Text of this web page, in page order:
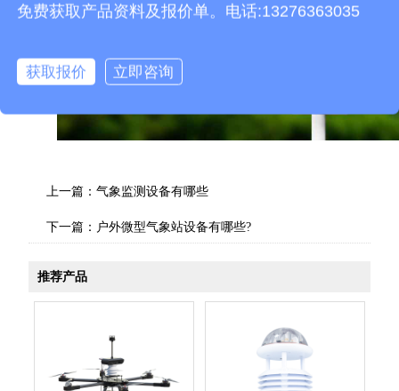
上一篇： 气象监测设备有哪些
下一篇： 户外微型气象站设备有哪些?
推荐产品
免费获取产品资料及报价单。电话:13276363035
获取报价 立即咨询